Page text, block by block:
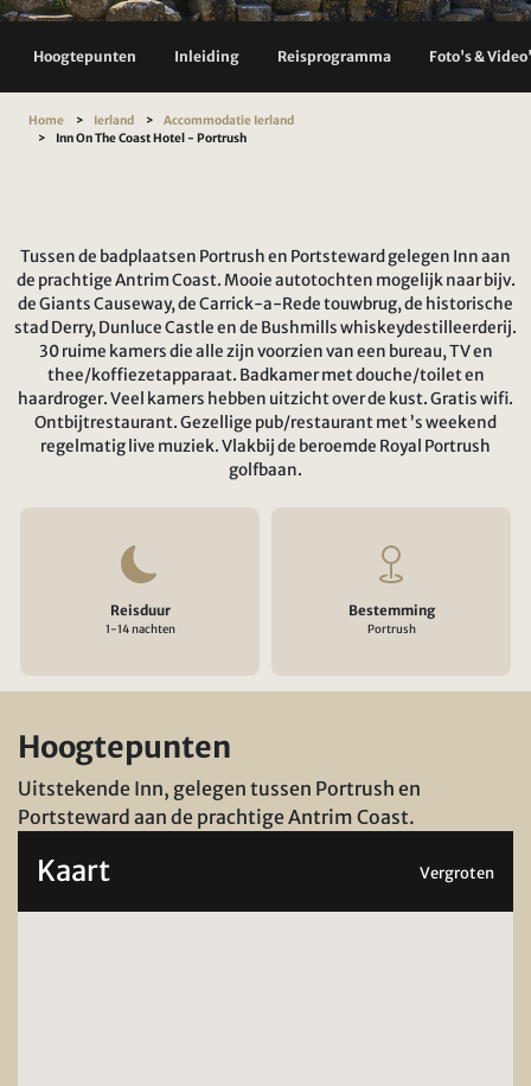
Hoogtepunten Inleiding Reisprogramma Foto's &
Home Ierland
Accommodatie Ierland
Inn On The Coast Hotel - Portrush
Tussen de badplaatsen Portrush en Portsteward gelegen Inn aan
de prachtige Antrim Coast. Mooie autotochten mogelijk naar bijv.
de Giants Causeway, de Carrick-a-Rede touwbrug, de historische
stad Derry, Dunluce Castle en de Bushmills whiskeydestilleerderij.
30 ruime kamers die alle zijn voorzien van een bureau, TV en
thee/koffiezetapparaat. Badkamer met douche/toilet en
haardroger. Veel kamers hebben uitzicht over de kust. Gratis wifi.
Ontbijtrestaurant. Gezellige pub/restaurant met ’s weekend
regelmatig live muziek. Vlakbij de beroemde Royal Portrush
golfbaan.
Reisduur
1-14 nachten
Bestemming
Portrush
Hoogtepunten
Uitstekende Inn, gelegen tussen Portrush en
Portsteward aan de prachtige Antrim Coast.
Kaart Vergroten